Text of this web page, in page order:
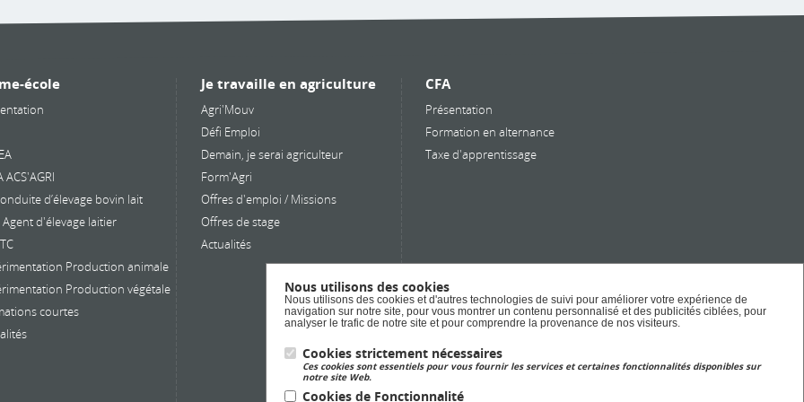
pédagogiques innovantes
le cadre du dispositif
UNREP . Cette initiative a
permis aux apprenants de
découvrir de nouvelles
approches
d’apprentissage mêlant
outils ludiques et
technologies immersives.
La matinée a débuté avec
les apprentis BTSA Acs’Agri
App1 , autour d’activités
favorisant à la fois les
compétences
linguistiques et
école
ACS'AGRI
d’élevage bovin lait
Agent d'élevage laitier
Production animale
Production végétale
courtes
Je travaille en agriculture
Agri'Mouv
Défi Emploi
Demain, je serai agriculteur
Form'Agri
Offres d'emploi / Missions
Offres de stage
Actualités
CFA
Présentation
Formation en alternance
Taxe d'apprentissage
Nous utilisons des cookies
Nous utilisons des cookies et d'autres technologies de suivi pour améliorer votre expérience de
navigation sur notre site, pour vous montrer un contenu personnalisé et des publicités ciblées, pour
analyser le trafic de notre site et pour comprendre la provenance de nos visiteurs.
Cookies strictement nécessaires
Ces cookies sont essentiels pour vous fournir les services et certaines fonctionnalités disponibles sur
notre site Web.
Cookies de Fonctionnalité